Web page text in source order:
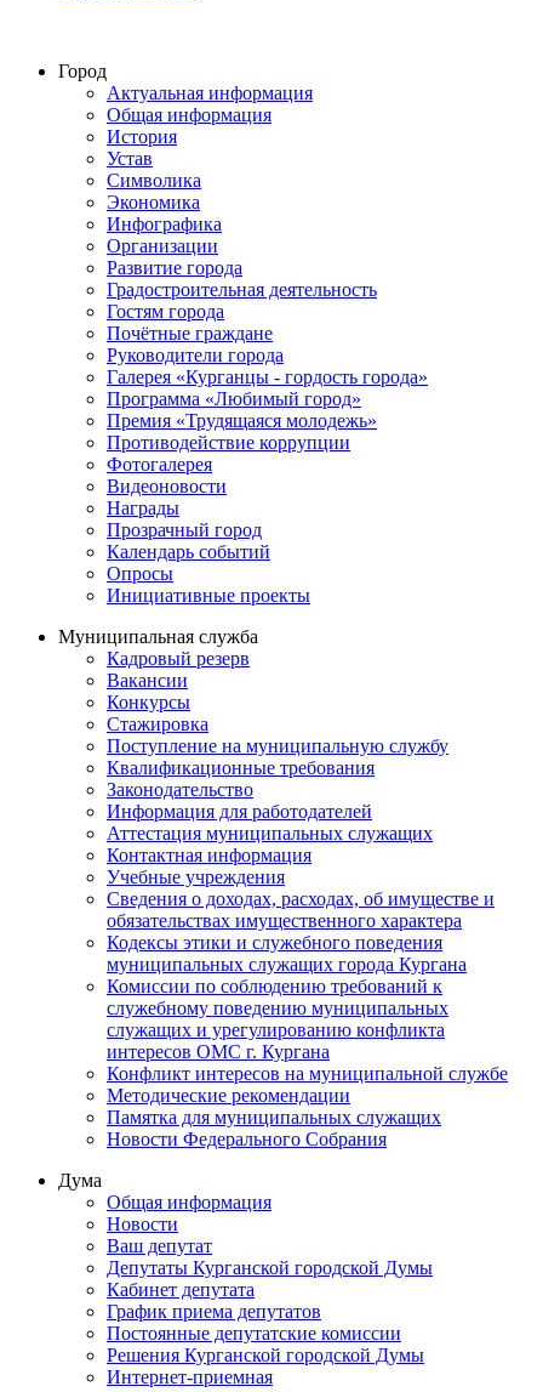
Город
Актуальная информация
Общая информация
История
Устав
Символика
Экономика
Инфографика
Организации
Развитие города
Градостроительная деятельность
Гостям города
Почётные граждане
Руководители города
Галерея «Курганцы - гордость города»
Программа «Любимый город»
Премия «Трудящаяся молодежь»
Противодействие коррупции
Фотогалерея
Видеоновости
Награды
Прозрачный город
Календарь событий
Опросы
Инициативные проекты
Муниципальная служба
Кадровый резерв
Вакансии
Конкурсы
Стажировка
Поступление на муниципальную службу
Квалификационные требования
Законодательство
Информация для работодателей
Аттестация муниципальных служащих
Контактная информация
Учебные учреждения
Сведения о доходах, расходах, об имуществе и
обязательствах имущественного характера
Кодексы этики и служебного поведения
муниципальных служащих города Кургана
Комиссии по соблюдению требований к
служебному поведению муниципальных
служащих и урегулированию конфликта
интересов ОМС г. Кургана
Конфликт интересов на муниципальной службе
Методические рекомендации
Памятка для муниципальных служащих
Новости Федерального Cобрания
Дума
Общая информация
Новости
Ваш депутат
Депутаты Курганской городской Думы
Кабинет депутата
График приема депутатов
Постоянные депутатские комиссии
Решения Курганской городской Думы
Интернет-приемная